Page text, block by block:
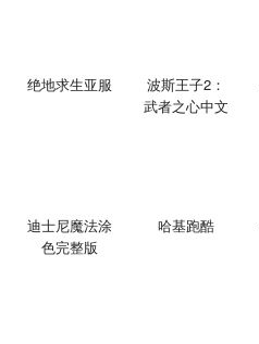
绝地求生亚服
波斯王子2：
武者之心中文
迪士尼魔法涂
色完整版
哈基跑酷